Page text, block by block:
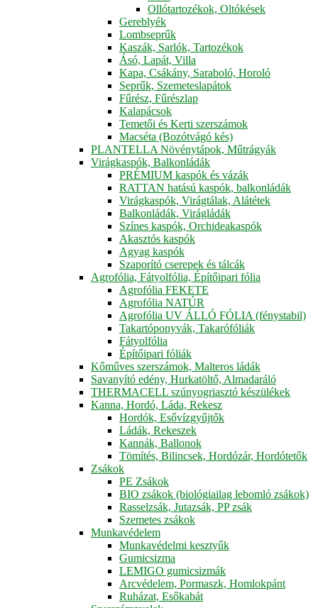
Ollótartozékok, Oltókések
Gereblyék
Lombseprűk
Kaszák, Sarlók, Tartozékok
Ásó, Lapát, Villa
Kapa, Csákány, Saraboló, Horoló
Seprűk, Szemeteslapátok
Fűrész, Fűrészlap
Kalapácsok
Temetői és Kerti szerszámok
Macséta (Bozótvágó kés)
PLANTELLA Növénytápok, Műtrágyák
Virágkaspók, Balkonládák
PRÉMIUM kaspók és vázák
RATTAN hatású kaspók, balkonládák
Virágkaspók, Virágtálak, Alátétek
Balkonládák, Virágládák
Színes kaspók, Orchideakaspók
Akasztós kaspók
Agyag kaspók
Szaporító cserepek és tálcák
Agrofólia, Fátyolfólia, Építőipari fólia
Agrofólia FEKETE
Agrofólia NATÚR
Agrofólia UV ÁLLÓ FÓLIA (fénystabil)
Takartóponyvák, Takarófóliák
Fátyolfólia
Építőipari fóliák
Kőműves szerszámok, Malteros ládák
Savanyító edény, Hurkatöltő, Almadaráló
THERMACELL szúnyogriasztó készülékek
Kanna, Hordó, Láda, Rekesz
Hordók, Esővízgyűjtők
Ládák, Rekeszek
Kannák, Ballonok
Tömítés, Bilincsek, Hordózár, Hordótetők
Zsákok
PE Zsákok
BIO zsákok (biológiailag lebomló zsákok)
Rasselzsák, Jutazsák, PP zsák
Szemetes zsákok
Munkavédelem
Munkavédelmi kesztyűk
Gumicsizma
LEMIGO gumicsizmák
Arcvédelem, Pormaszk, Homlokpánt
Ruházat, Esőkabát